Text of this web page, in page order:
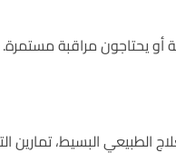
يحتاجون مراقبة
الطبيعي البسيط، تمارين